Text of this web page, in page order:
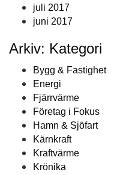
juli 2017
juni 2017
Arkiv: Kategori
Bygg & Fastighet
Energi
Fjärrvärme
Företag i Fokus
Hamn & Sjöfart
Kärnkraft
Kraftvärme
Krönika